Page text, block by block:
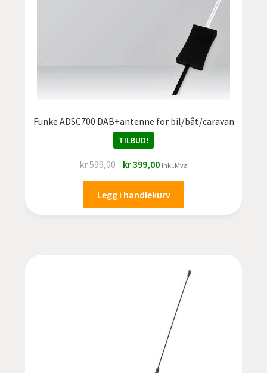
Funke ADSC700 DAB+antenne for bil/båt/caravan
TILBUD!
kr599,00 Opprinnelig
var:
kr 599,00.
kr399,00Nåværende
er:
kr 399,00.
inkl.Mva
Legg i handlekurv